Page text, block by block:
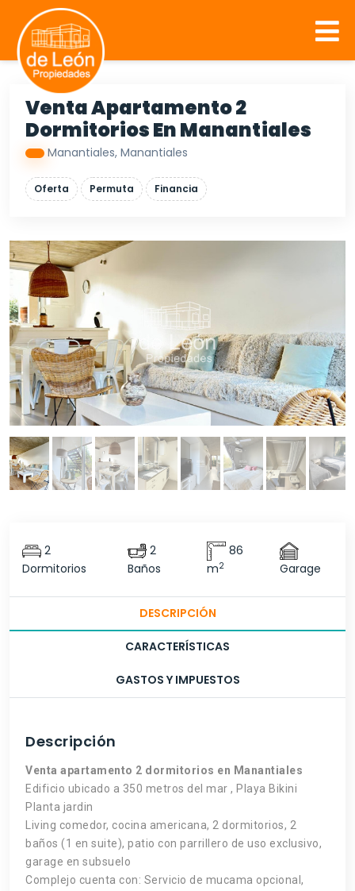
Venta Apartamento 2
Dormitorios En Manantiales
Manantiales, Manantiales
Oferta Permuta Financia
2
Dormitorios
2
Baños
86
m2 Garage
DESCRIPCIÓN
CARACTERÍSTICAS
GASTOS Y IMPUESTOS
Descripción
Venta apartamento 2 dormitorios en Manantiales
Edificio ubicado a 350 metros del mar , Playa Bikini
Planta jardin
Living comedor, cocina americana, 2 dormitorios, 2
baños (1 en suite), patio con parrillero de uso exclusivo,
garage en subsuelo
Complejo cuenta con: Servicio de mucama opcional,